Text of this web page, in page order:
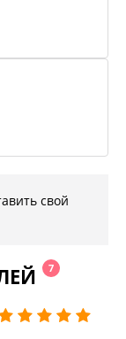
свой
7